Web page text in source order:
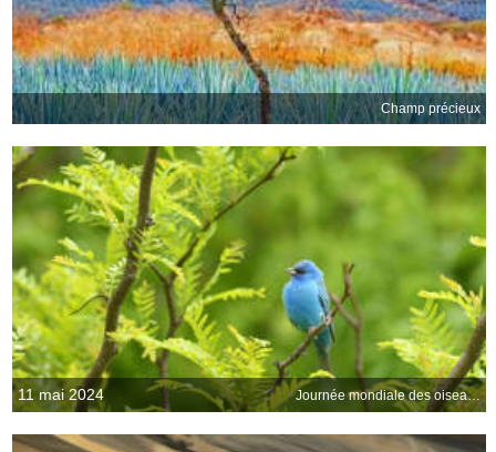
Champ précieux
11 mai 2024 Journée mondiale des oiseaux migrateurs